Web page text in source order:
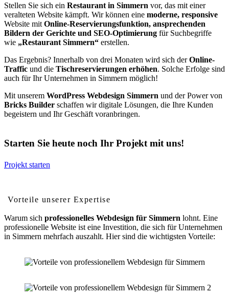
Stellen Sie sich ein Restaurant in Simmern vor, das mit einer
veralteten Website kämpft. Wir können eine moderne, responsive
Website mit Online-Reservierungsfunktion, ansprechenden
Bildern der Gerichte und SEO-Optimierung für Suchbegriffe
wie „Restaurant Simmern“ erstellen.
Das Ergebnis? Innerhalb von drei Monaten wird sich derOnline-
Traffic und die Tischreservierungen erhöhen. Solche Erfolge sind
auch für Ihr Unternehmen in Simmern möglich!
Mit unserem WordPress Webdesign Simmern und der Power von
Bricks Builder schaffen wir digitale Lösungen, die Ihre Kunden
begeistern und Ihr Geschäft voranbringen.
Starten Sie heute noch Ihr Projekt mit uns!
Projekt starten
Vorteile unserer Expertise
Warum sich professionelles Webdesign für Simmern lohnt. Eine
professionelle Website ist eine Investition, die sich für Unternehmen
in Simmern mehrfach auszahlt. Hier sind die wichtigsten Vorteile: